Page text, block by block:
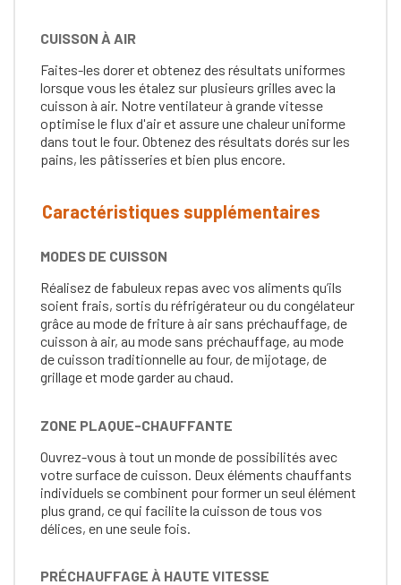
CUISSON À AIR
Faites-les dorer et obtenez des résultats uniformes
lorsque vous les étalez sur plusieurs grilles avec la
cuisson à air. Notre ventilateur à grande vitesse
optimise le flux d'air et assure une chaleur uniforme
dans tout le four. Obtenez des résultats dorés sur les
pains, les pâtisseries et bien plus encore.
Caractéristiques supplémentaires
MODES DE CUISSON
Réalisez de fabuleux repas avec vos aliments qu’ils
soient frais, sortis du réfrigérateur ou du congélateur
grâce au mode de friture à air sans préchauffage, de
cuisson à air, au mode sans préchauffage, au mode
de cuisson traditionnelle au four, de mijotage, de
grillage et mode garder au chaud.
ZONE PLAQUE-CHAUFFANTE
Ouvrez-vous à tout un monde de possibilités avec
votre surface de cuisson. Deux éléments chauffants
individuels se combinent pour former un seul élément
plus grand, ce qui facilite la cuisson de tous vos
délices, en une seule fois.
PRÉCHAUFFAGE À HAUTE VITESSE